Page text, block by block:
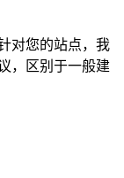
对您的站点，我
，区别于一般建